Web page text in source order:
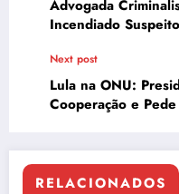
Advogada
Incendiado
Next post
Lula na ONU:
Cooperação e
RELACIONADOS